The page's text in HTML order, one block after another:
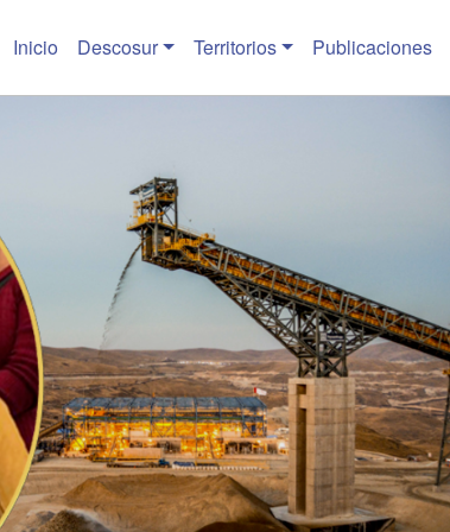
Inicio Descosur Territorios Publicaciones